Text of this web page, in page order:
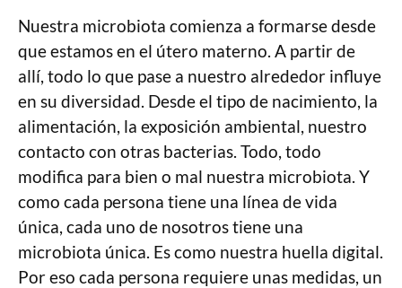
Nuestra microbiota comienza a formarse desde
que estamos en el útero materno. A partir de
allí, todo lo que pase a nuestro alrededor influye
en su diversidad. Desde el tipo de nacimiento, la
alimentación, la exposición ambiental, nuestro
contacto con otras bacterias. Todo, todo
modifica para bien o mal nuestra microbiota. Y
como cada persona tiene una línea de vida
única, cada uno de nosotros tiene una
microbiota única. Es como nuestra huella digital.
Por eso cada persona requiere unas medidas, un